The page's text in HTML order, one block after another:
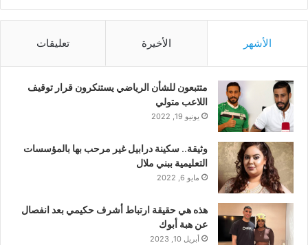
الأشهر الأخيرة تعليقات
متتبعون للشأن الرياضي يستنكرون قرار توقيف
اللاعب متولي
يونيو 19, 2022
وثيقة.. سكينة درابيل غير مرحب بها بالمؤسسات
التعليمية ببني ملال
مايو 6, 2022
هذه هي حقيقة ارتباط أشرف حكيمي بعد انفصال
عن هبة أبوك
أبريل 10, 2023